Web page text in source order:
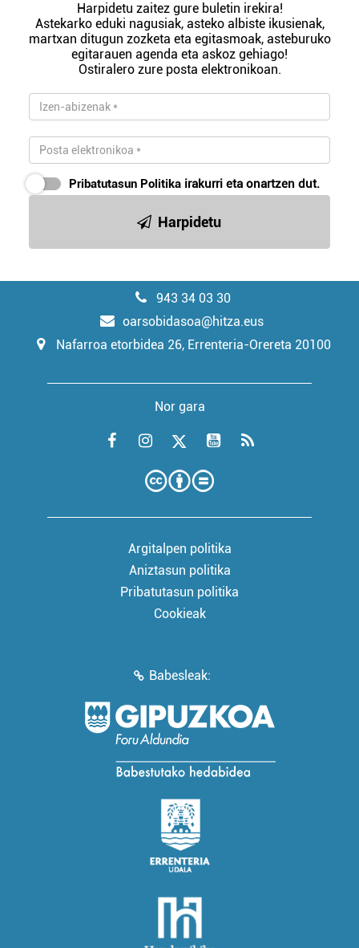
Harpidetu zaitez gure buletin irekira!
Astekarko eduki nagusiak, asteko albiste ikusienak,
martxan ditugun zozketa eta egitasmoak, asteburuko
egitarauen agenda eta askoz gehiago!
Ostiralero zure posta elektronikoan.
Pribatutasun Politika irakurri eta onartzen dut.
Harpidetu
943 34 03 30
oarsobidasoa@hitza.eus
Nafarroa etorbidea 26, Errenteria-Orereta 20100
Nor gara
Argitalpen politika
Aniztasun politika
Pribatutasun politika
Cookieak
Babesleak: